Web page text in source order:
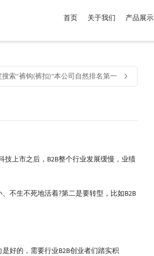
商品，品牌为 默认品牌 .
首页 关于我们 产品展示
搜索“裤钩(裤扣)”本公司自然排名第一
技上市之后，B2B整个行业发展缓慢，业绩
不生不死地活着?第二是要转型，比如B2B
好的，需要行业B2B创业者们踏实积